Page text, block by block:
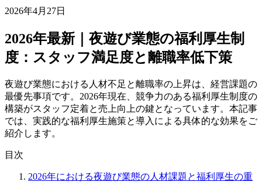
2026年4月27日
2026年最新｜夜遊び業態の福利厚生制
度：スタッフ満足度と離職率低下策
夜遊び業態における人材不足と離職率の上昇は、経営課題の
最優先事項です。2026年現在、競争力のある福利厚生制度の
構築がスタッフ定着と売上向上の鍵となっています。本記事
では、実践的な福利厚生施策と導入による具体的な効果をご
紹介します。
目次
2026年における夜遊び業態の人材課題と福利厚生の重